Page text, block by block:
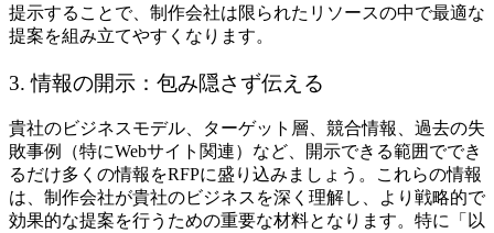
提示することで、制作会社は限られたリソースの中で最適な
提案を組み立てやすくなります。
3. 情報の開示：包み隠さず伝える
貴社のビジネスモデル、ターゲット層、競合情報、過去の失
敗事例（特にWebサイト関連）など、開示できる範囲ででき
るだけ多くの情報をRFPに盛り込みましょう。これらの情報
は、制作会社が貴社のビジネスを深く理解し、より戦略的で
効果的な提案を行うための重要な材料となります。特に「以